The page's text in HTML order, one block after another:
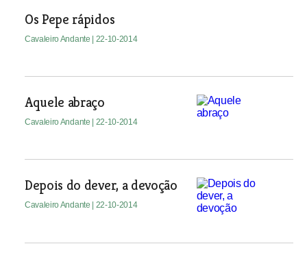
Os Pepe rápidos
Cavaleiro Andante | 22-10-2014
Aquele abraço
Cavaleiro Andante | 22-10-2014
Depois do dever, a devoção
Cavaleiro Andante | 22-10-2014